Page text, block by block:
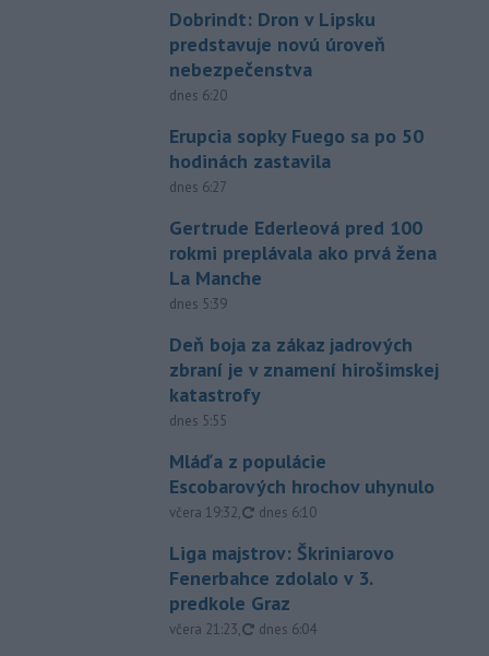
Dobrindt: Dron v Lipsku
predstavuje novú úroveň
nebezpečenstva
dnes 6:20
Erupcia sopky Fuego sa po 50
hodinách zastavila
dnes 6:27
Gertrude Ederleová pred 100
rokmi preplávala ako prvá žena
La Manche
dnes 5:39
Deň boja za zákaz jadrových
zbraní je v znamení hirošimskej
katastrofy
dnes 5:55
Mláďa z populácie
Escobarových hrochov uhynulo
včera 19:32, aktualizované
dnes 6:10
Liga majstrov: Škriniarovo
Fenerbahce zdolalo v 3.
predkole Graz
včera 21:23, aktualizované
dnes 6:04